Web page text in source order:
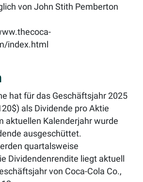
von John Stith Pemberton
index.html
hat für das Geschäftsjahr 2025
als Dividende pro Aktie
aktuellen Kalenderjahr wurde
ausgeschüttet.
quartalsweise
Dividendenrendite liegt aktuell
von Coca-Cola Co.,